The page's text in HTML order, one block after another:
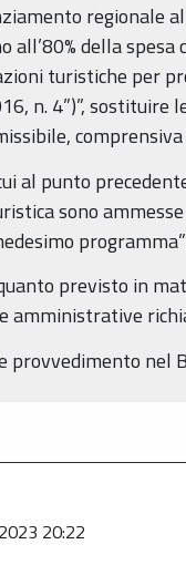
regionale
all’80% della
turistiche per
n. 4”)”, sostituire
al punto
sono
previsto in
amministrative
provvedimento nel
20:22